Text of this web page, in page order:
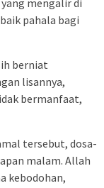
mengalir di
pahala bagi
berniat
lisannya,
bermanfaat,
tersebut, dosa-
malam. Allah
kebodohan,